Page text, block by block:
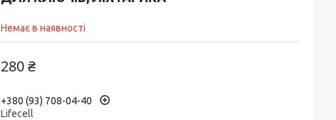
Немає в наявності
280 ₴
+380 (93) 708-04-40
Lifecell